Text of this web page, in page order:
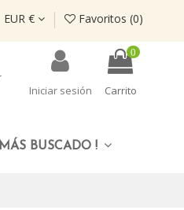
EUR € Favoritos (0)
Iniciar sesión
0
Carrito
BUSCADO !